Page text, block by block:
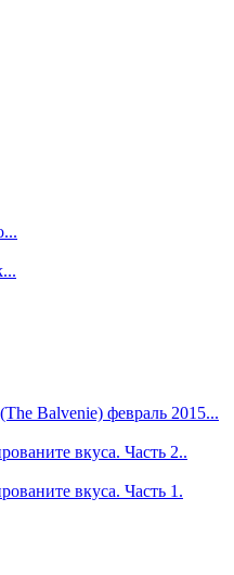
Balvenie) февраль 2015...
вкуса. Часть 2..
вкуса. Часть 1.